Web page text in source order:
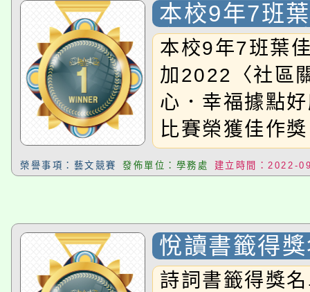
本校9年7班
參加2022〈
甘心．幸福
在〉繪畫比
獎
本校9年7班葉
加2022〈社區
心．幸福據點
比賽榮獲佳作獎
榮譽事項：藝文競賽 發佈單位：學務處 建立時間：2022-
悅讀書籤得
比賽)
詩詞書籤得獎